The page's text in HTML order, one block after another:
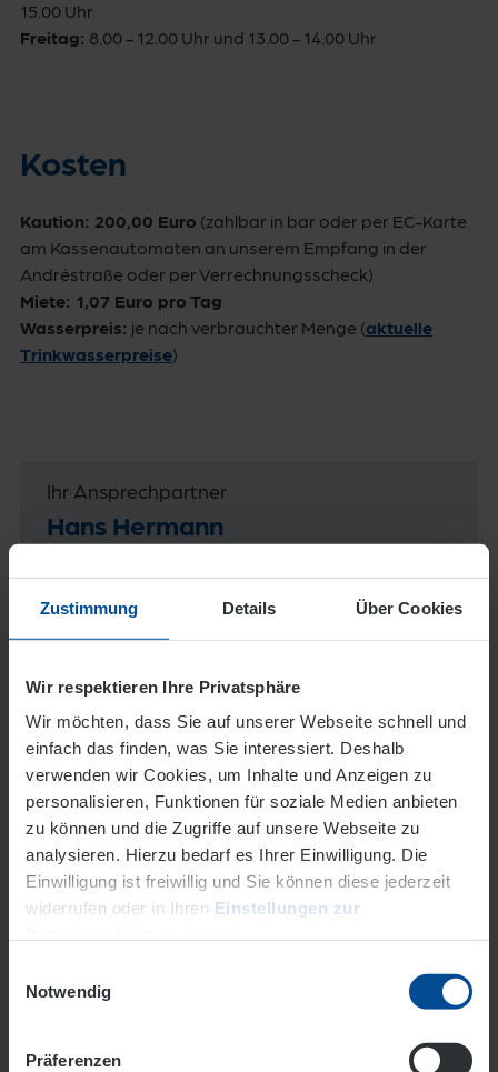
Zustimmung Details Über Cookies
Wir respektieren Ihre Privatsphäre
Wir möchten, dass Sie auf unserer Webseite schnell und
einfach das finden, was Sie interessiert. Deshalb
verwenden wir Cookies, um Inhalte und Anzeigen zu
personalisieren, Funktionen für soziale Medien anbieten
zu können und die Zugriffe auf unsere Webseite zu
analysieren. Hierzu bedarf es Ihrer Einwilligung. Die
Einwilligung ist freiwillig und Sie können diese jederzeit
widerrufen oder in Ihren Einstellungen zur
Datenschutz
Notwendig
Präferenzen
15.00 Uhr
Freitag: 8.00 - 12.00 Uhr und 13.00 - 14.00 Uhr
Kosten
Kaution: 200,00 Euro (zahlbar in bar oder per EC-Karte
am Kassenautomaten an unserem Empfang in der
Andréstraße oder per Verrechnungsscheck)
Miete: 1,07 Euro pro Tag
Wasserpreis: je nach verbrauchter Menge (aktuelle
Trinkwasserpreise)
Ihr Ansprechpartner
Hans Hermann
069/8060-2642
Ihr Ansprechpartner
Claudia Heidenreich
Ihr Kontakt
069/8060-2417